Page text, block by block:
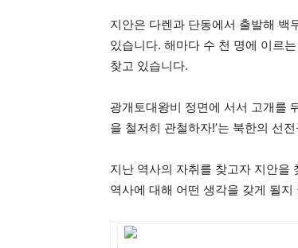
지안은 다렌과 단동에서 출발해 백
있습니다. 해마다 수 천 명에 이르
찾고 있습니다.
광개토대왕비 정면에 서서 고개를
을 철저히 관철하자!’는 북한의 선
지난 역사의 자취를 찾고자 지안을
역사에 대해 어떤 생각을 갖게 될지